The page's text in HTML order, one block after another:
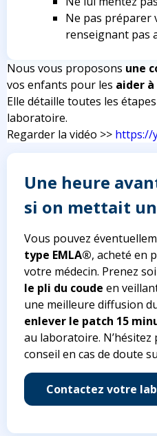
Ne pas préparer
renseignant pas
Nous vous proposons une
vos enfants pour les aider
Elle détaille toutes les
laboratoire.
Regarder la vidéo >> https://
Une heure
si on mettait
Vous pouvez
type EMLA®, acheté en
votre médecin. Prenez
le pli du coude en
une meilleure diffusion
enlever le patch 15
au laboratoire. N’hésitez
conseil en cas de doute
Contactez votre